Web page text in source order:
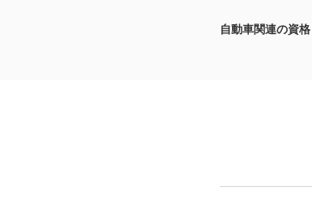
自動車関連の資格